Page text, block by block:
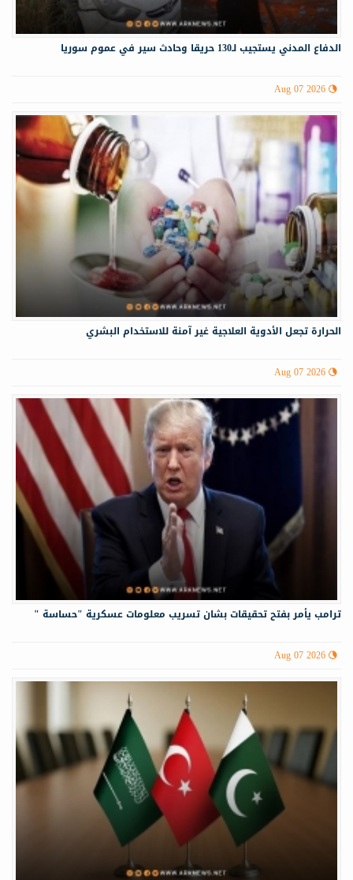
الدفاع المدني يستجيب لـ130 حريقا وحادث سير في عموم سوريا
Aug 07 2026
الحرارة تجعل الأدوية العلاجية غير آمنة للاستخدام البشري
Aug 07 2026
ترامب يأمر بفتح تحقيقات بشان تسريب معلومات عسكرية "حساسة "
Aug 07 2026